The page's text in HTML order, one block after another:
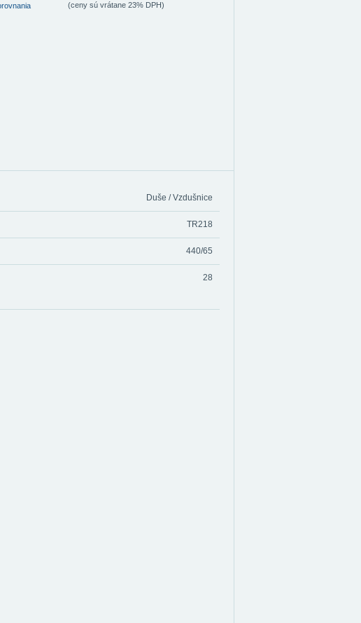
(ceny sú vrátane 23% DPH)
Duše / Vzdušnice
TR218
440/65
28